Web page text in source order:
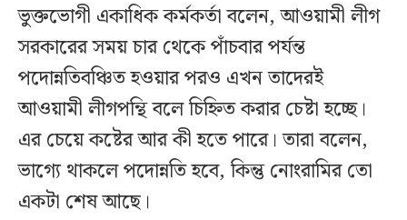
ভুক্তভোগী একাধিক কর্মকর্তা বলেন, আওয়ামী লীগ
সরকারের সময় চার থেকে পাঁচবার পর্যন্ত
পদোন্নতিবঞ্চিত হওয়ার পরও এখন তাদেরই
আওয়ামী লীগপন্থি বলে চিহ্নিত করার চেষ্টা হচ্ছে।
এর চেয়ে কষ্টের আর কী হতে পারে। তারা বলেন,
ভাগ্যে থাকলে পদোন্নতি হবে, কিন্তু নোংরামির তো
একটা শেষ আছে।